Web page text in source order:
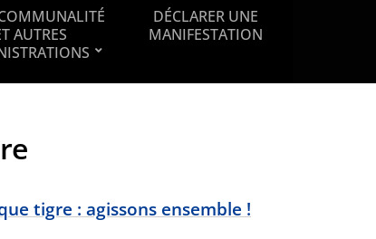
AUTRES
DÉCLARER UNE
MANIFESTATION
tigre : agissons ensemble !